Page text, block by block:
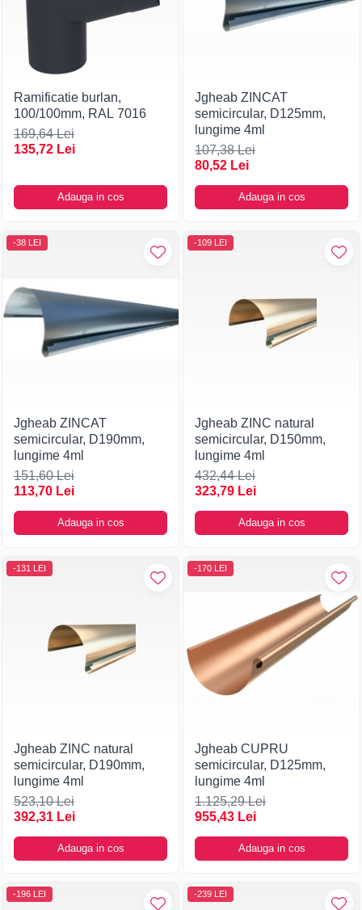
Ramificatie burlan,
100/100mm, RAL 7016
169,64 Lei
135,72 Lei
Adauga in cos
Jgheab ZINCAT
semicircular, D125mm,
lungime 4ml
107,38 Lei
80,52 Lei
Adauga in cos
-38 LEI
Jgheab ZINCAT
semicircular, D190mm,
lungime 4ml
151,60 Lei
113,70 Lei
Adauga in cos
-109 LEI
Jgheab ZINC natural
semicircular, D150mm,
lungime 4ml
432,44 Lei
323,79 Lei
Adauga in cos
-131 LEI
Jgheab ZINC natural
semicircular, D190mm,
lungime 4ml
523,10 Lei
392,31 Lei
Adauga in cos
-170 LEI
Jgheab CUPRU
semicircular, D125mm,
lungime 4ml
1.125,29 Lei
955,43 Lei
Adauga in cos
-196 LEI -239 LEI